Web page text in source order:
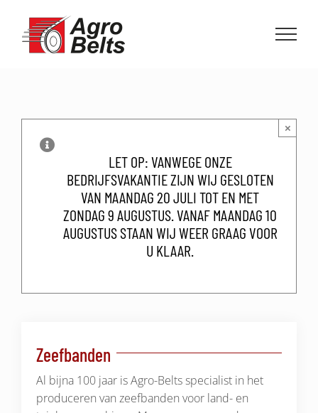
inhoud
LET OP: VANWEGE ONZE
BEDRIJFSVAKANTIE ZIJN WIJ GESLOTEN
VAN MAANDAG 20 JULI TOT EN MET
ZONDAG 9 AUGUSTUS. VANAF MAANDAG 10
AUGUSTUS STAAN WIJ WEER GRAAG VOOR
U KLAAR.
×
Zeefbanden
Al bijna 100 jaar is Agro-Belts specialist in het
produceren van zeefbanden voor land- en